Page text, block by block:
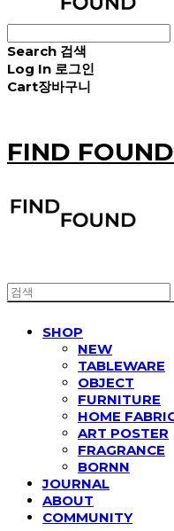
Search 검색
Log In 로그인
Cart장바구니
FIND FOUND
SHOP
NEW
TABLEWARE
OBJECT
FURNITURE
HOME
ART POSTER
FRAGRANCE
BORNN
JOURNAL
ABOUT
COMMUNITY